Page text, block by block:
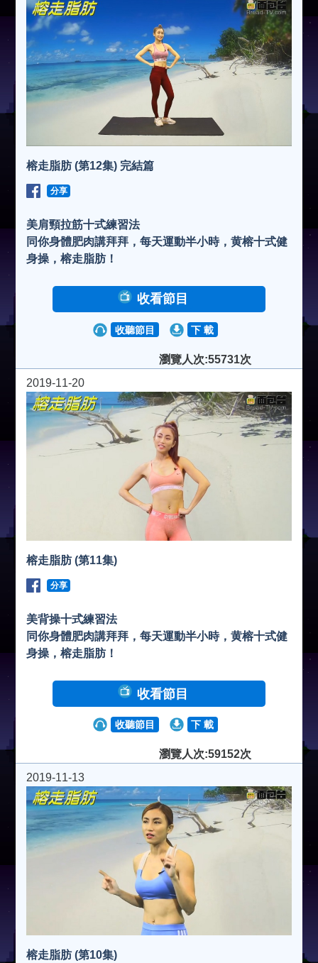
榕走脂肪 (第12集) 完結篇
分享
美肩頸拉筋十式練習法
同你身體肥肉講拜拜，每天運動半小時，黄榕十式健
身操，榕走脂肪！
收看節目
收聽節目 下 載
瀏覽人次:55731次
2019-11-20
榕走脂肪 (第11集)
分享
美背操十式練習法
同你身體肥肉講拜拜，每天運動半小時，黄榕十式健
身操，榕走脂肪！
收看節目
收聽節目 下 載
瀏覽人次:59152次
2019-11-13
榕走脂肪 (第10集)